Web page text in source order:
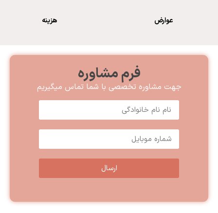
عوارض هزینه
فرم مشاوره
جهت مشاوره تخصصی با شما تماس میگیریم
ارسال